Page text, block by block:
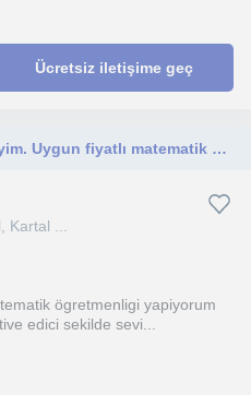
Ücretsiz iletişime geç
10 yıllık matematik öğretmeniyim. Uygun fiyatlı matematik dersi veriyorum
Kartal ...
ögretmenligi yapiyorum
edici sekilde sevi...